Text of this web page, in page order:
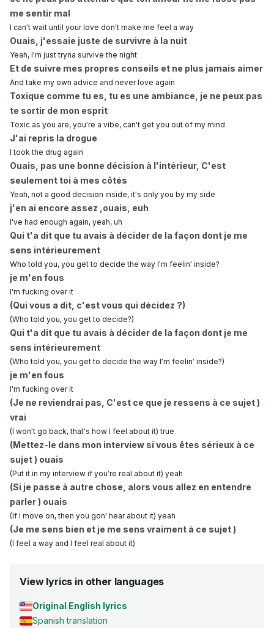
me sentir mal
I can′t wait until your love don′t make me feel a way
Ouais, j'essaie juste de survivre à la nuit
Yeah, I'm just tryna survive the night
Et de suivre mes propres conseils et ne plus jamais aimer
And take my own advice and never love again
Toxique comme tu es, tu es une ambiance, je ne peux pas
te sortir de mon esprit
Toxic as you are, you′re a vibe, can't get you out of my mind
J'ai repris la drogue
I took the drug again
Ouais, pas une bonne décision à l'intérieur, C'est
seulement toi à mes côtés
Yeah, not a good decision inside, it′s only you by my side
j'en ai encore assez ,ouais, euh
I've had enough again, yeah, uh
Qui t'a dit que tu avais à décider de la façon dont je me
sens intérieurement
Who told you, you get to decide the way I′m feelin' inside?
je m'en fous
I'm fucking over it
(Qui vous a dit, c'est vous qui décidez ?)
(Who told you, you get to decide?)
Qui t'a dit que tu avais à décider de la façon dont je me
sens intérieurement
(Who told you, you get to decide the way I′m feelin′ inside?)
je m'en fous
I'm fucking over it
(Je ne reviendrai pas, C'est ce que je ressens à ce sujet )
vrai
(I won′t go back, that's how I feel about it) true
(Mettez-le dans mon interview si vous êtes sérieux à ce
sujet ) ouais
(Put it in my interview if you′re real about it) yeah
(Si je passe à autre chose, alors vous allez en entendre
parler ) ouais
(If I move on, then you gon' hear about it) yeah
(Je me sens bien et je me sens vraiment à ce sujet )
(I feel a way and I feel real about it)
View lyrics in other languages
Original English lyrics
Spanish translation